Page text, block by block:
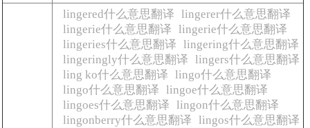
lingered什么意思翻译 lingerer什么意思翻译
lingerie什么意思翻译 lingerie什么意思翻译
lingeries什么意思翻译 lingering什么意思翻译
lingeringly什么意思翻译 lingers什么意思翻译
ling ko什么意思翻译 lingo什么意思翻译
lingo什么意思翻译 lingoe什么意思翻译
lingoes什么意思翻译 lingon什么意思翻译
lingonberry什么意思翻译 lingos什么意思翻译